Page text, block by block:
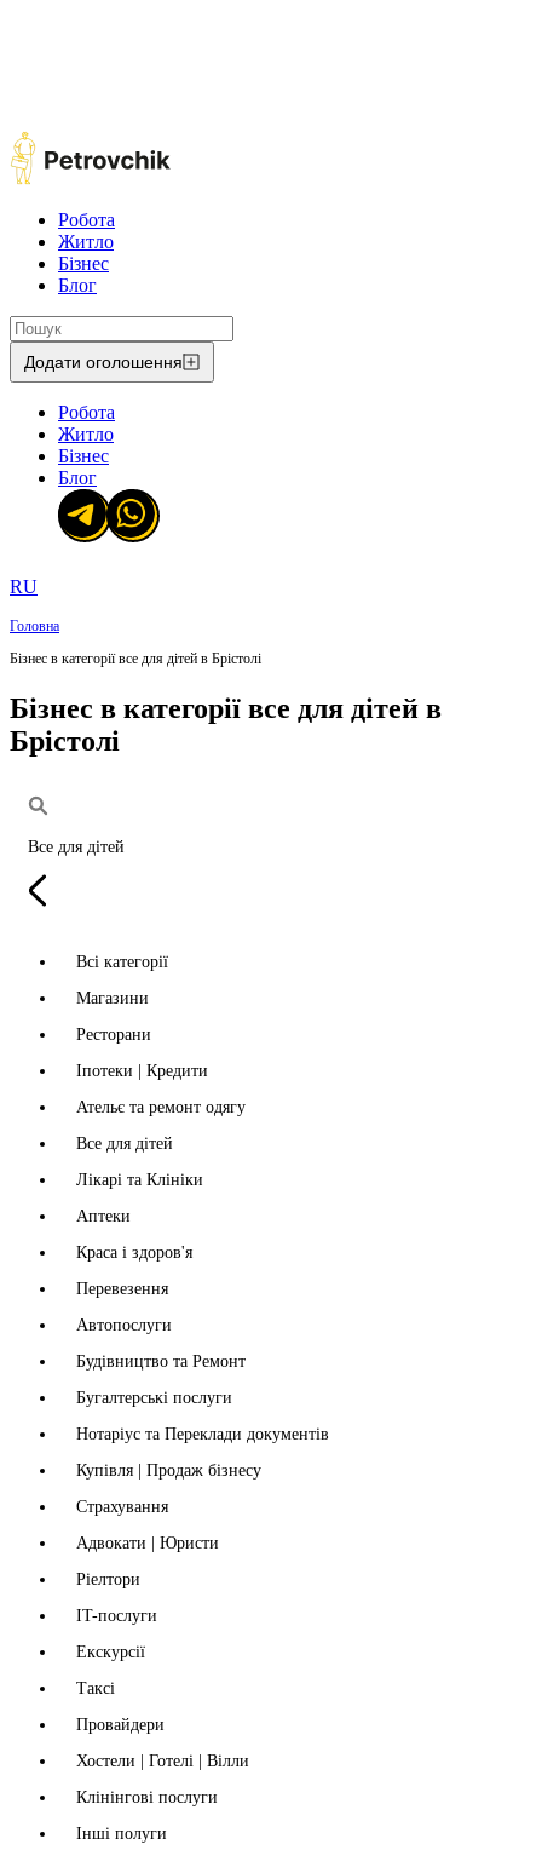
Робота
Житло
Бізнес
Блог
Додати оголошення
Робота
Житло
Бізнес
Блог
RU
Головна
Бізнес в категорії все для дітей в Брістолі
Бізнес в категорії все для дітей в
Брістолі
Все для дітей
Всі категорії
Магазини
Ресторани
Іпотеки | Кредити
Ательє та ремонт одягу
Все для дітей
Лікарі та Клініки
Аптеки
Краса і здоров'я
Перевезення
Автопослуги
Будівництво та Ремонт
Бугалтерські послуги
Нотаріус та Переклади документів
Купівля | Продаж бізнесу
Страхування
Адвокати | Юристи
Ріелтори
IT-послуги
Екскурсії
Таксі
Провайдери
Хостели | Готелі | Вілли
Клінінгові послуги
Інші полуги